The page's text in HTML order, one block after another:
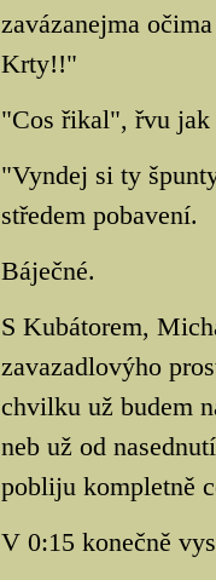
zavázanejma
Krty!!"
"Cos řikal", řvu jak
"Vyndej si ty
středem pobavení.
Báječné.
S Kubátorem,
zavazadlovýho
chvilku už budem
neb už od
pobliju kompletně
V 0:15 konečně